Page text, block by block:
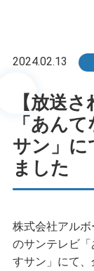
2024.02.13
【放送
「あん
サン」に
ました
株式会社アル
のサンテレビ
すサン」にて